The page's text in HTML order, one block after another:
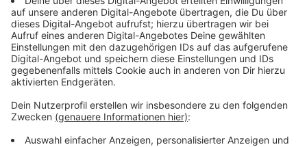
in bestimmten Situationen verhalten sollten. Ähnlich
sieht es in Coesfeld aus. In einigen Bereichen stehen
Mitarbeitern Notrufsysteme zur Verfügung. Auch in
der Gemeinde Nordkirchen werden die Mitarbeiter
zunehmend beschimpft, beleidigt und bedroht.
Körperliche Gewalt ist noch eine Ausnahme, aber auch
schon öfter vorgekommen. Auch die Stadt
Lüdinghausen bemerkt, dass der Ton der Kunden rauer
wird. Die Mitarbeiter versuchen durch beruhigende